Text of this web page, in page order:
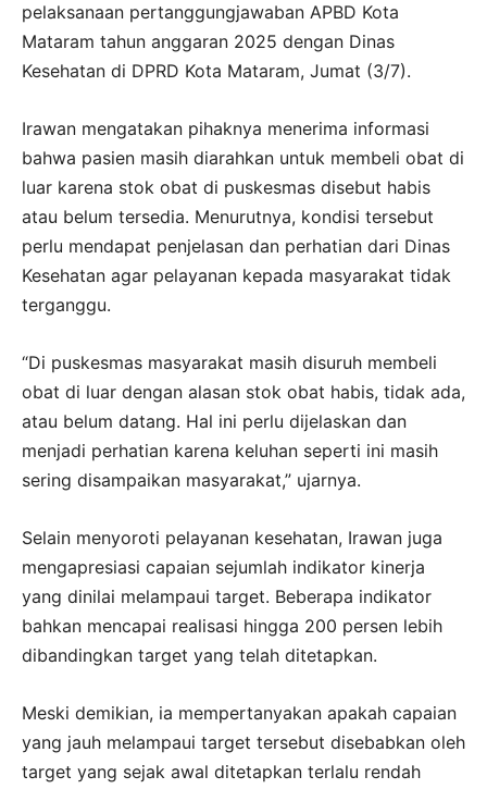
pelaksanaan pertanggungjawaban APBD Kota
Mataram tahun anggaran 2025 dengan Dinas
Kesehatan di DPRD Kota Mataram, Jumat (3/7).
Irawan mengatakan pihaknya menerima informasi
bahwa pasien masih diarahkan untuk membeli obat di
luar karena stok obat di puskesmas disebut habis
atau belum tersedia. Menurutnya, kondisi tersebut
perlu mendapat penjelasan dan perhatian dari Dinas
Kesehatan agar pelayanan kepada masyarakat tidak
terganggu.
“Di puskesmas masyarakat masih disuruh membeli
obat di luar dengan alasan stok obat habis, tidak ada,
atau belum datang. Hal ini perlu dijelaskan dan
menjadi perhatian karena keluhan seperti ini masih
sering disampaikan masyarakat,” ujarnya.
Selain menyoroti pelayanan kesehatan, Irawan juga
mengapresiasi capaian sejumlah indikator kinerja
yang dinilai melampaui target. Beberapa indikator
bahkan mencapai realisasi hingga 200 persen lebih
dibandingkan target yang telah ditetapkan.
Meski demikian, ia mempertanyakan apakah capaian
yang jauh melampaui target tersebut disebabkan oleh
target yang sejak awal ditetapkan terlalu rendah